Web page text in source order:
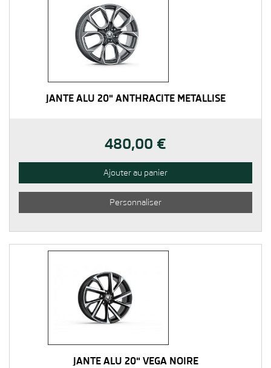
JANTE ALU 20" ANTHRACITE MÉTALLISÉ
480,00 €
Ajouter au panier
Personnaliser
JANTE ALU 20" VEGA NOIRE